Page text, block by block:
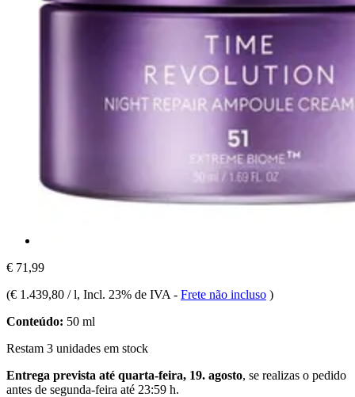
€ 71,99
(€ 1.439,80 / l, Incl. 23% de IVA - Frete não incluso )
Conteúdo: 50 ml
Restam 3 unidades em stock
Entrega prevista até quarta-feira, 19. agosto, se realizas o pedido
antes de segunda-feira até 23:59 h.